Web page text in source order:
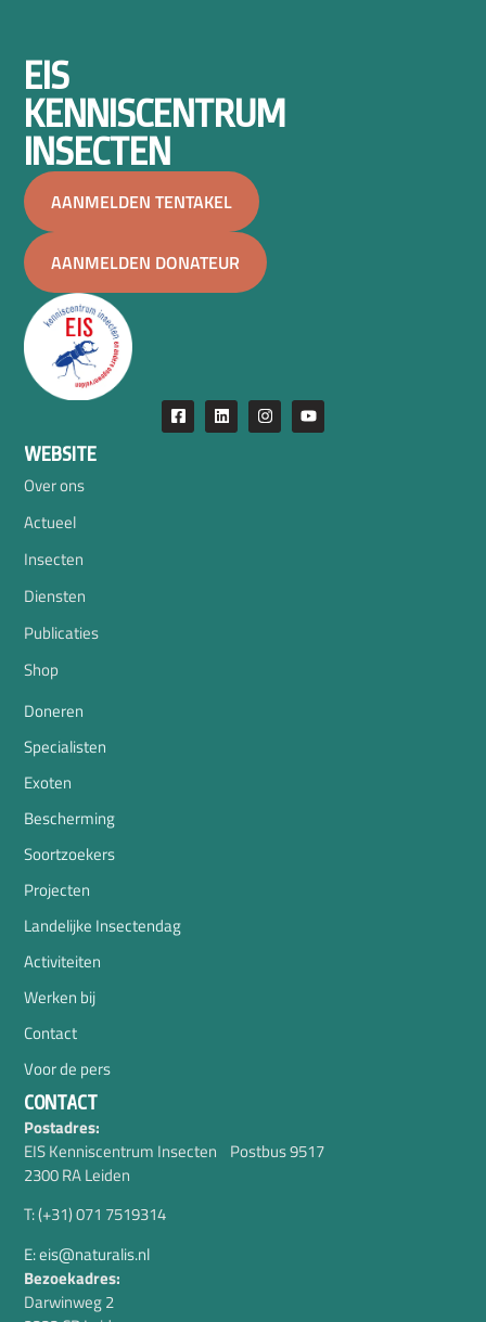
EIS
KENNISCENTRUM
INSECTEN
AANMELDEN TENTAKEL
AANMELDEN DONATEUR
WEBSITE
Over ons
Actueel
Insecten
Diensten
Publicaties
Shop
Doneren
Specialisten
Exoten
Bescherming
Soortzoekers
Projecten
Landelijke Insectendag
Activiteiten
Werken bij
Contact
Voor de pers
CONTACT
Postadres:
EIS Kenniscentrum Insecten Postbus 9517
2300 RA Leiden
T: (+31) 071 7519314
E: eis@naturalis.nl
Bezoekadres:
Darwinweg 2